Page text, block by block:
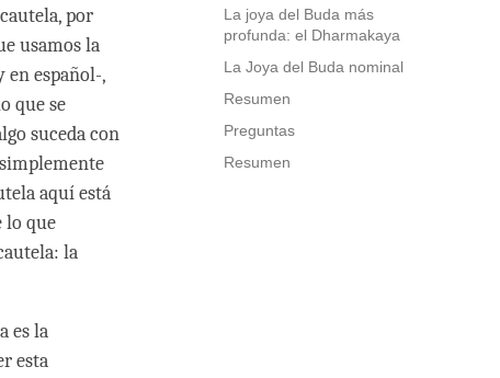
La joya del Buda más
profunda: el Dharmakaya
La Joya del Buda nominal
Resumen
Preguntas
Resumen
por
usamos la
en español-,
que se
suceda con
aquí está
lo que
la
es la
esta